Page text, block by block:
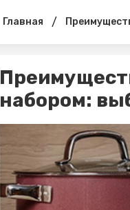
Главная /
набором: